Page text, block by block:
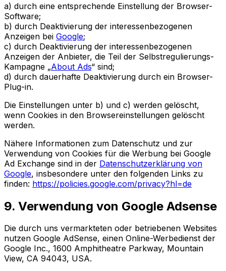
a) durch eine entsprechende Einstellung der Browser-
Software;
b) durch Deaktivierung der interessenbezogenen
Anzeigen bei Google;
c) durch Deaktivierung der interessenbezogenen
Anzeigen der Anbieter, die Teil der Selbstregulierungs-
Kampagne „About Ads“ sind;
d) durch dauerhafte Deaktivierung durch ein Browser-
Plug-in.
Die Einstellungen unter b) und c) werden gelöscht,
wenn Cookies in den Browsereinstellungen gelöscht
werden.
Nähere Informationen zum Datenschutz und zur
Verwendung von Cookies für die Werbung bei Google
Ad Exchange sind in der Datenschutzerklärung von
Google, insbesondere unter den folgenden Links zu
finden: https://policies.google.com/privacy?hl=de
9. Verwendung von Google Adsense
Die durch uns vermarkteten oder betriebenen Websites
nutzen Google AdSense, einen Online-Werbedienst der
Google Inc., 1600 Amphitheatre Parkway, Mountain
View, CA 94043, USA.